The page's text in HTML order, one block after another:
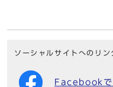
ソーシャルサイトへのリ
Facebookで